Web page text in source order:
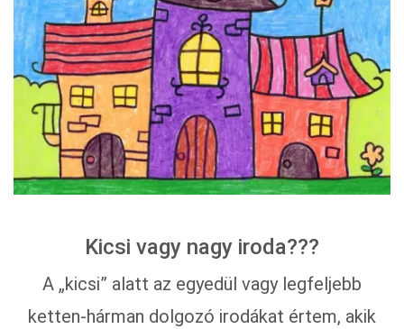
Kicsi vagy nagy iroda???
A „kicsi” alatt az egyedül vagy legfeljebb
ketten-hárman dolgozó irodákat értem, akik